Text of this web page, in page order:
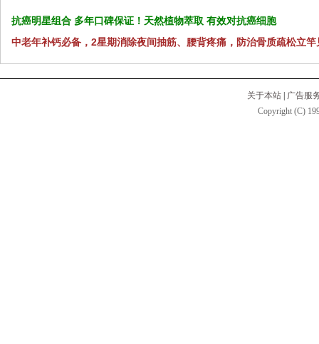
抗癌明星组合 多年口碑保证！天然植物萃取 有效对抗癌细胞
中老年补钙必备，2星期消除夜间抽筋、腰背疼痛，防治骨质疏松立竿
关于本站
广告服
Copyright (C)